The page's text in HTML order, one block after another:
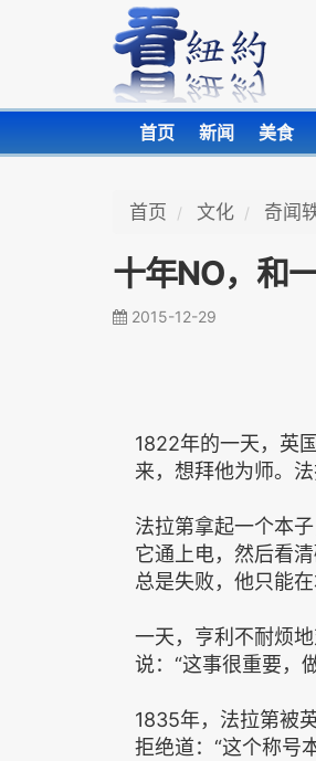
首页 新闻 美食
首页 文化 奇闻
十年NO，和
2015-12-29
1822年的一天，英
来，想拜他为师。
法拉第拿起一个本
它通上电，然后看
总是失败，他只能在
一天，亨利不耐烦
说：“这事很重要，
1835年，法拉第被
拒绝道：“这个称号